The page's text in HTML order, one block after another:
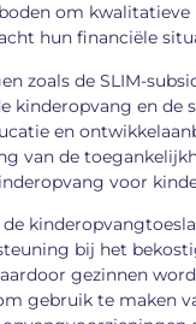
om kwalitatieve
hun financiële
zoals de SLIM-
kinderopvang en de
en
van de
voor
bij het
gezinnen
gebruik te maken